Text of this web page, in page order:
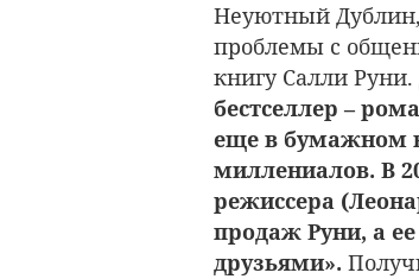
Неуютный
проблемы с
книгу Салли Руни.
бестселлер –
еще в бумажном
миллениалов. В
режиссера
продаж Руни, а
друзьями».